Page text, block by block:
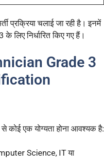
प्रक्रिया चलाई जा रही है। इनमें
निर्धारित किए गए हैं।
Grade 3
कोई एक योग्यता होना आवश्यक है:
Science, IT या